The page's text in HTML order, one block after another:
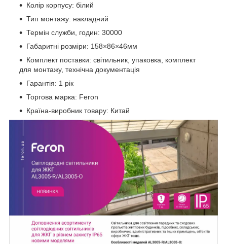
Колір корпусу: білий
Тип монтажу: накладний
Термін служби, годин: 30000
Габаритні розміри: 158×86×46мм
Комплект поставки: світильник, упаковка, комплект
для монтажу, технічна документація
Гарантія: 1 рік
Торгова марка: Feron
Країна-виробник товару: Китай